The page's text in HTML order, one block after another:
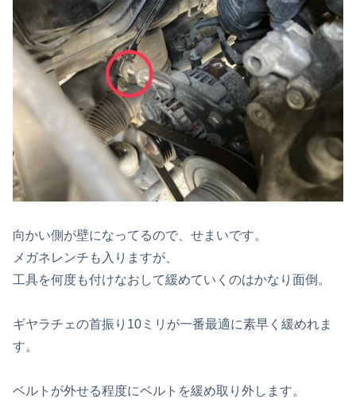
向かい側が壁になってるので、せまいです。
メガネレンチも入りますが、
工具を何度も付けなおして緩めていくのはかなり面倒。
ギヤラチェの首振り10ミリが一番最適に素早く緩めれま
す。
ベルトが外せる程度にベルトを緩め取り外します。